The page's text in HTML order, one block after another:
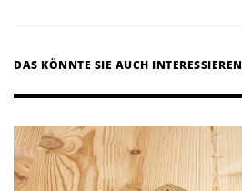
DAS KÖNNTE SIE AUCH INTERESSIEREN